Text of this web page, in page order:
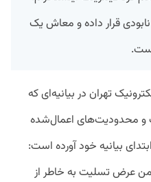
نابودی قرار داده و معاش یک
تهران در بیانیه‌ای که
و محدودیت‌های اعمال‌شده
بیانیه خود آورده است:
عرض تسلیت به خاطر از